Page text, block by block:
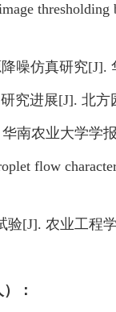
thresholding
噪仿真研究[J].
究进展[J]. 北方
华南农业大学学报
flow
验[J]. 农业工程
：